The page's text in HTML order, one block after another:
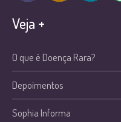
Veja +
O que é Doença Rara?
Depoimentos
Sophia Informa